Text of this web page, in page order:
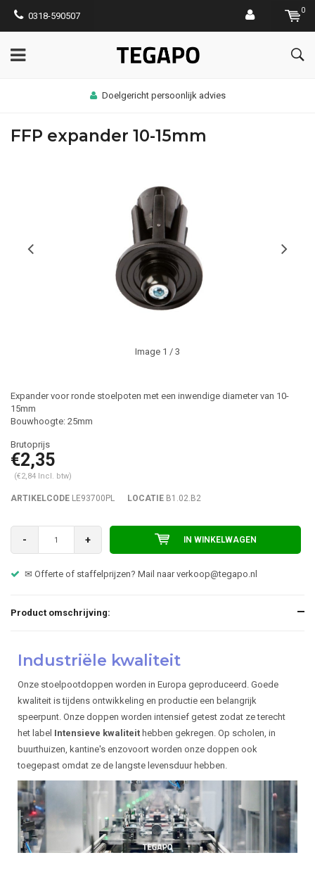
0318-590507
0
Doelgericht persoonlijk advies
FFP expander 10-15mm
Image 1 / 3
Expander voor ronde stoelpoten met een inwendige diameter van 10-
15mm
Bouwhoogte: 25mm
€2,35
(€2,84 Incl. btw)
ARTIKELCODE LE93700PL LOCATIE B1.02.B2
- + IN WINKELWAGEN
✉ Offerte of staffelprijzen? Mail naarverkoop@tegapo.nl
Product omschrijving:
Industriële kwaliteit
Onze stoelpootdoppen worden in Europa geproduceerd. Goede
kwaliteit is tijdens ontwikkeling en productie een belangrijk
speerpunt. Onze doppen worden intensief getest zodat ze terecht
het label Intensieve kwaliteit hebben gekregen. Op scholen, in
buurthuizen, kantine's enzovoort worden onze doppen ook
toegepast omdat ze de langste levensduur hebben.